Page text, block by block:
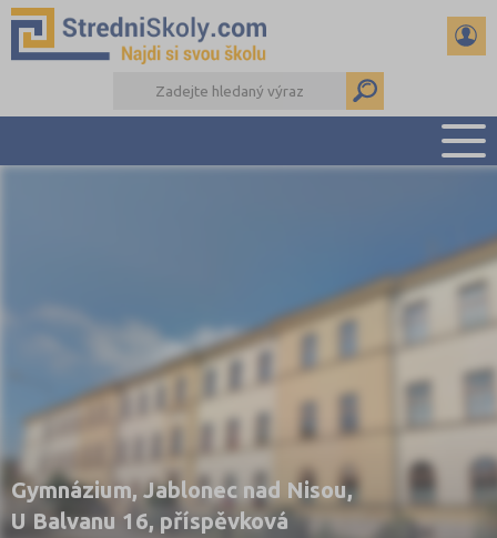
PŘÍPRAVA NA PŘIJÍMAČKY
DŮLEŽITÉ TERMÍNY
REFERÁTY A SEMINÁRKY
DALŠÍ DRUHY ŠKOL
Gymnázium, Jablonec nad Nisou,
U Balvanu 16, příspěvková